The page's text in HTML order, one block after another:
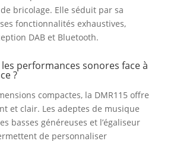
bricolage. Elle séduit par sa
fonctionnalités exhaustives,
DAB et Bluetooth.
performances sonores face à
?
compactes, la DMR115 offre
et clair. Les adeptes de musique
basses généreuses et l’égaliseur
de personnaliser